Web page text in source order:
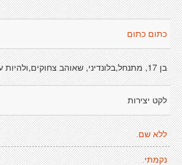
כתום כתום
בן 17, מתנחל,בלונדיני, שאוהב צחוקים,ולהיות עם החבר'ה
לקט יצירות
ללא שם.
נקמתי.